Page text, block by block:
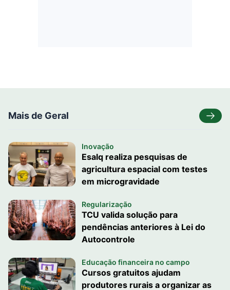
Mais de Geral
Inovação
Esalq realiza pesquisas de
agricultura espacial com testes
em microgravidade
Regularização
TCU valida solução para
pendências anteriores à Lei do
Autocontrole
Educação financeira no campo
Cursos gratuitos ajudam
produtores rurais a organizar as